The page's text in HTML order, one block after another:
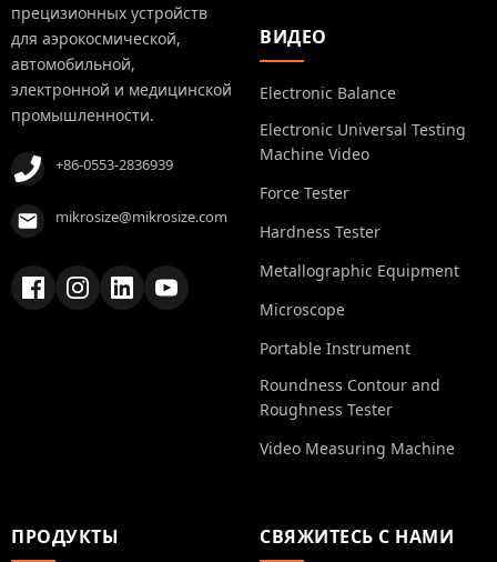
прецизионных устройств
для аэрокосмической,
автомобильной,
электронной и медицинской
промышленности.
+86-0553-2836939
mikrosize@mikrosize.com
ВИДЕО
Electronic Balance
Electronic Universal Testing
Machine Video
Force Tester
Hardness Tester
Metallographic Equipment
Microscope
Portable Instrument
Roundness Contour and
Roughness Tester
Video Measuring Machine
ПРОДУКТЫ СВЯЖИТЕСЬ С НАМИ